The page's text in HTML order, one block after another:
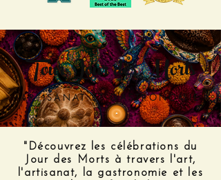
Tour Jour des Morts
ARTISANAT ET GASTRONOMIE
"Découvrez les célébrations du
Jour des Morts à travers l'art,
l'artisanat, la gastronomie et les